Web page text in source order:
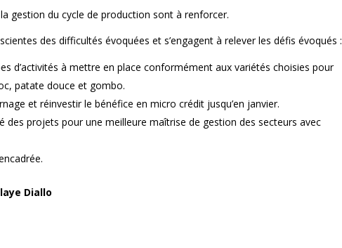
gestion du cycle de production sont à renforcer.
des difficultés évoquées et s’engagent à relever les défis évoqués :
d’activités à mettre en place conformément aux variétés choisies pour
patate douce et gombo.
et réinvestir le bénéfice en micro crédit jusqu’en janvier.
des projets pour une meilleure maîtrise de gestion des secteurs avec
Diallo